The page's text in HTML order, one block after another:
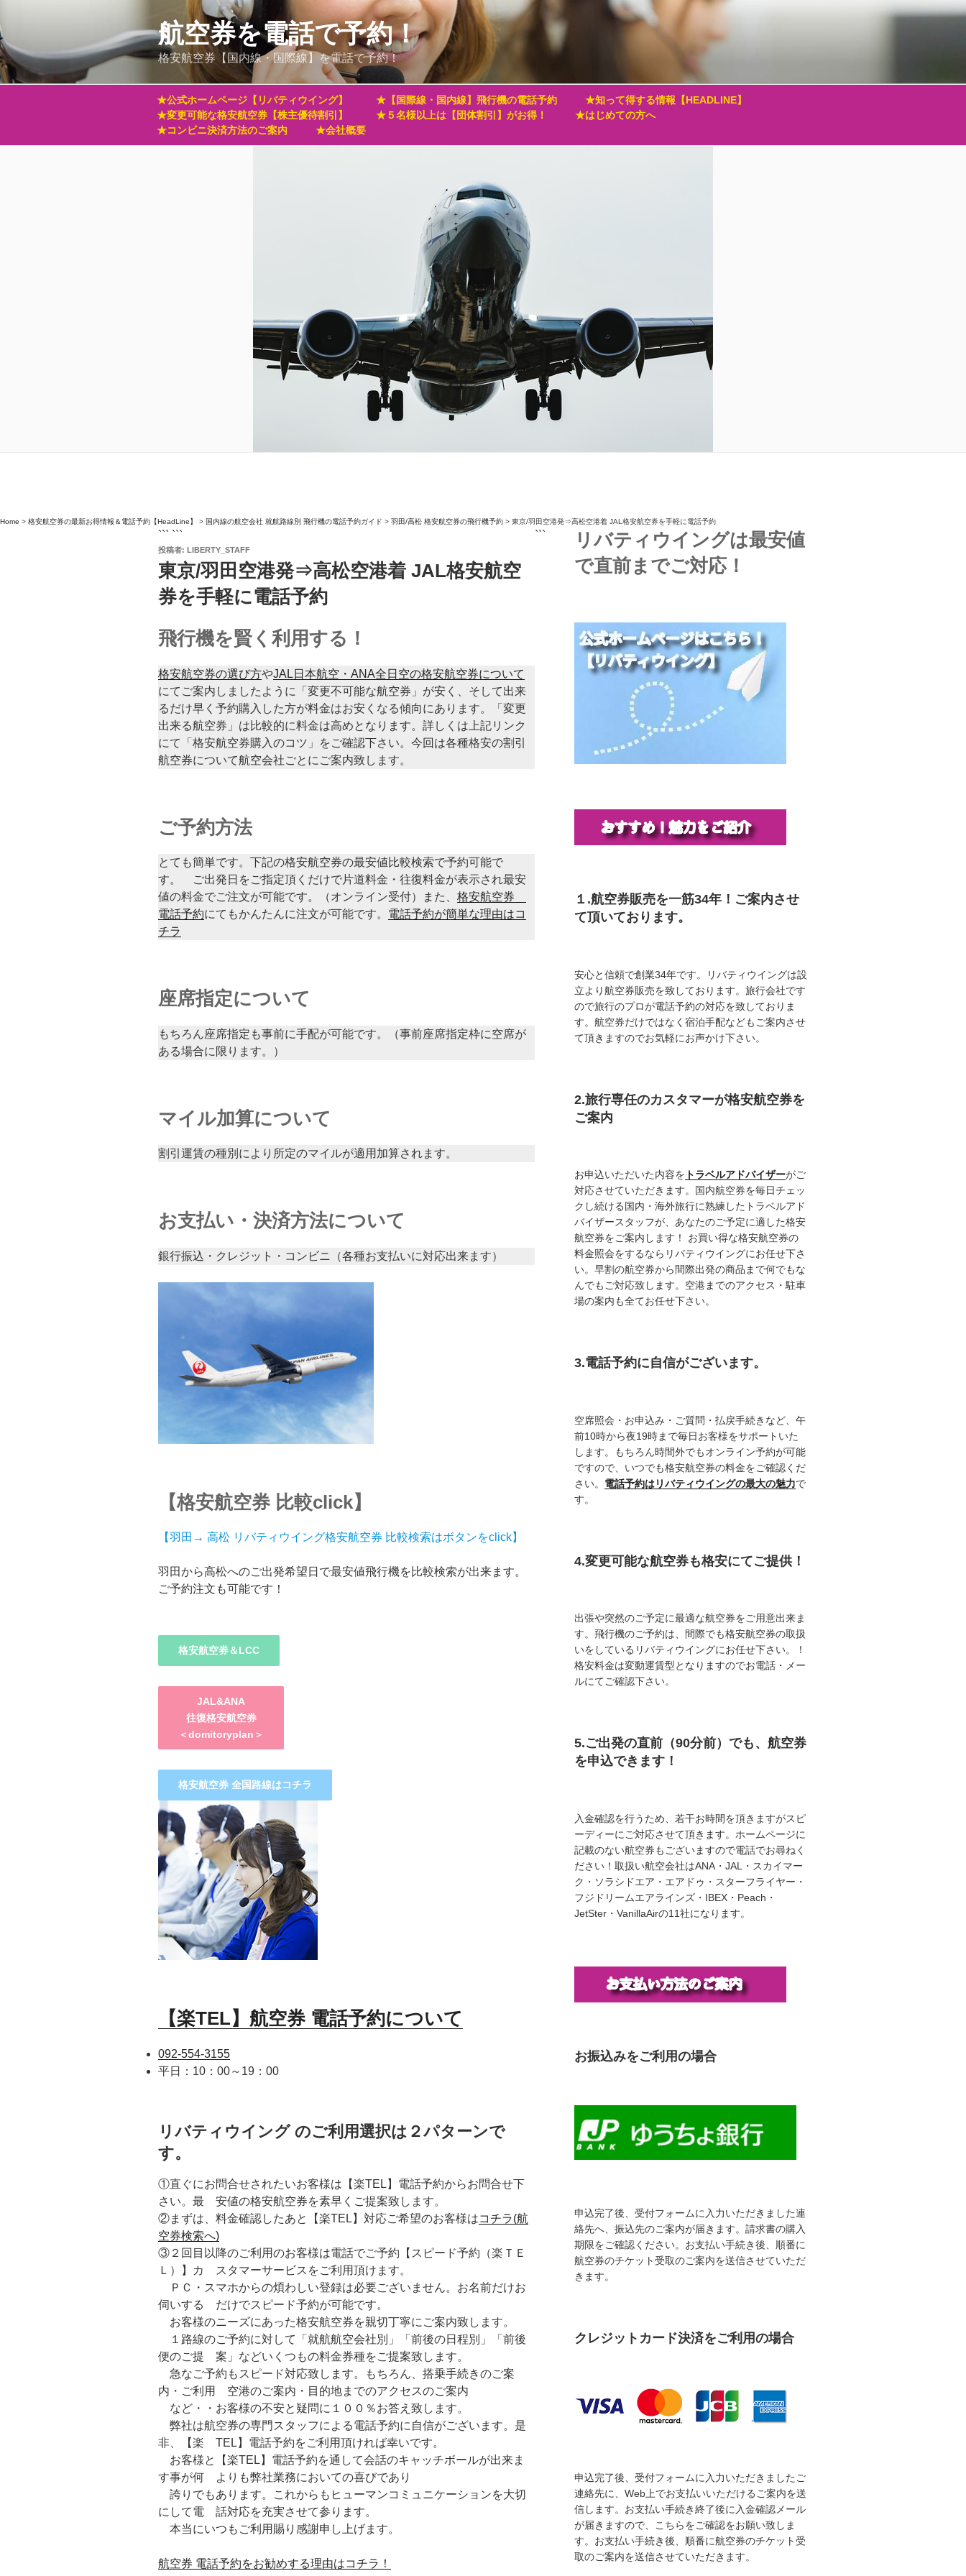
ン
テ
ン
ツ
ッ
航空券を電話で予約！
格安航空券【国内線・国際線】を電話で予約！
★公式ホームページ【リバティウイング】 ★【国際線・国内線】飛行機の電話予約
★知って得する情報【HEADLINE】
★変更可能な格安航空券【株主優待割引】
★５名様以上は【団体割引】がお得！
★はじめての方へ
★コンビニ決済方法のご案内
★会社概要
Home > 格安航空券の最新お得情報＆電話予約【HeadLine】 > 国内線の航空会社 就航路線別 飛行機の電話予約ガイド > 羽田/高松 格安航空券の飛行機予約 > 東京/羽田空港発⇒高松空港着 JAL格安航空券を手軽に電話予約
``` ```
投
日:
投稿者: LIBERTY_STAFF
東京/羽田空港発⇒高松空港着 JAL格安航空
券を手軽に電話予約
飛行機を賢く利用する！
格安航空券の選び方やJAL日本航空・ANA全日空の格安航空券について
にてご案内しましたように「変更不可能な航空券」が安く、そして出来
るだけ早く予約購入した方が料金はお安くなる傾向にあります。「変更
出来る航空券」は比較的に料金は高めとなります。詳しくは上記リンク
にて「格安航空券購入のコツ」をご確認下さい。今回は各種格安の割引
航空券について航空会社ごとにご案内致します。
ご予約方法
とても簡単です。下記の格安航空券の最安値比較検索で予約可能で
す。 ご出発日をご指定頂くだけで片道料金・往復料金が表示され最安
値の料金でご注文が可能です。（オンライン受付）また、 格安航空券
電話予約にてもかんたんに注文が可能です。 電話予約が簡単な理由はコ
チラ
座席指定について
もちろん座席指定も事前に手配が可能です。（事前座席指定枠に空席が
ある場合に限ります。）
マイル加算について
割引運賃の種別により所定のマイルが適用加算されます。
お支払い・決済方法について
銀行振込・クレジット・コンビニ（各種お支払いに対応出来ます）
【格安航空券 比較click】
【羽田→ 高松 リバティウイング格安航空券 比較検索はボタンをclick】
羽田から高松へのご出発希望日で最安値飛行機を比較検索が出来ます。
ご予約注文も可能です！
格安航空券＆LCC
JAL&ANA
往復格安航空券
＜domitoryplan＞
格安航空券 全国路線はコチラ
【楽TEL】航空券 電話予約について
092-554-3155
平日：10：00～19：00
リバティウイング のご利用選択は２パターンで
す。
①直ぐにお問合せされたいお客様は【楽TEL】電話予約からお問合せ下
さい。最 安値の格安航空券を素早くご提案致します。
②まずは、料金確認したあと【楽TEL】対応ご希望のお客様はコチラ(航
空券検索へ)
③２回目以降のご利用のお客様は電話でご予約【スピード予約（楽ＴＥ
Ｌ）】カ スタマーサービスをご利用頂けます。
ＰＣ・スマホからの煩わしい登録は必要ございません。お名前だけお
伺いする だけでスピード予約が可能です。
お客様のニーズにあった格安航空券を親切丁寧にご案内致します。
１路線のご予約に対して「就航航空会社別」「前後の日程別」「前後
便のご提 案」などいくつもの料金券種をご提案致します。
急なご予約もスピード対応致します。もちろん、搭乗手続きのご案
内・ご利用 空港のご案内・目的地までのアクセスのご案内
など・・お客様の不安と疑問に１００％お答え致します。
弊社は航空券の専門スタッフによる電話予約に自信がございます。是
非、【楽 TEL】電話予約をご利用頂ければ幸いです。
お客様と【楽TEL】電話予約を通して会話のキャッチボールが出来ま
す事が何 よりも弊社業務においての喜びであり
誇りでもあります。これからもヒューマンコミュニケーションを大切
にして電 話対応を充実させて参ります。
本当にいつもご利用賜り感謝申し上げます。
航空券 電話予約をお勧めする理由はコチラ！
リバティウイングは最安値
で直前までご対応！
１.航空券販売を一筋34年！ご案内させ
て頂いております。
安心と信頼で創業34年です。リバティウイングは設
立より航空券販売を致しております。旅行会社です
ので旅行のプロが電話予約の対応を致しておりま
す。航空券だけではなく宿泊手配などもご案内させ
て頂きますのでお気軽にお声かけ下さい。
2.旅行専任のカスタマーが格安航空券を
ご案内
お申込いただいた内容を トラベルアドバイザーがご
対応させていただきます。国内航空券を毎日チェッ
クし続ける国内・海外旅行に熟練したトラベルアド
バイザースタッフが、あなたのご予定に適した格安
航空券をご案内します！ お買い得な格安航空券の
料金照会をするならリバティウイングにお任せ下さ
い。早割の航空券から間際出発の商品まで何でもな
んでもご対応致します。空港までのアクセス・駐車
場の案内も全てお任せ下さい。
3.電話予約に自信がございます。
空席照会・お申込み・ご質問・払戻手続きなど、午
前10時から夜19時まで毎日お客様をサポートいた
します。もちろん時間外でもオンライン予約が可能
ですので、いつでも格安航空券の料金をご確認くだ
さい。 電話予約はリバティウイングの最大の魅力で
す。
4.変更可能な航空券も格安にてご提供！
出張や突然のご予定に最適な航空券をご用意出来ま
す。飛行機のご予約は、間際でも格安航空券の取扱
いをしているリバティウイングにお任せ下さい。！
格安料金は変動運賃型となりますのでお電話・メー
ルにてご確認下さい。
5.ご出発の直前（90分前）でも、航空券
を申込できます！
入金確認を行うため、若干お時間を頂きますがスピ
ーディーにご対応させて頂きます。ホームページに
記載のない航空券もございますので電話でお尋ねく
ださい！取扱い航空会社はANA・JAL・スカイマー
ク・ソラシドエア・エアドゥ・スターフライヤー・
フジドリームエアラインズ・IBEX・Peach・
JetSter・VanillaAirの11社になります。
お振込みをご利用の場合
申込完了後、受付フォームに入力いただきました連
絡先へ、振込先のご案内が届きます。請求書の購入
期限をご確認ください。お支払い手続き後、順番に
航空券のチケット受取のご案内を送信させていただ
きます。
クレジットカード決済をご利用の場合
申込完了後、受付フォームに入力いただきましたご
連絡先に、Web上でお支払いいただけるご案内を送
信します。お支払い手続き終了後に入金確認メール
が届きますので、こちらをご確認をお願い致しま
す。お支払い手続き後、順番に航空券のチケット受
取のご案内を送信させていただきます。
```